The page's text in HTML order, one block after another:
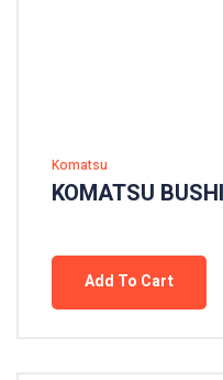
Komatsu
KOMATSU
Add To Cart